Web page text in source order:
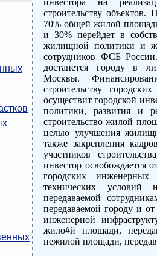
инвестора на
строительству объектов.
70% общей жилой
и 30% перейдет в
жилищной политики и
сотрудников ФСБ
достанется городу в
Москвы.
строительству
осуществит городской
политики, развития и
строительство жилой
целью улучшения
также закрепления
участников
инвестор освобождается
городских
технических
передаваемой
передаваемой городу и
инженерной
жило#й площади,
нежилой площади,